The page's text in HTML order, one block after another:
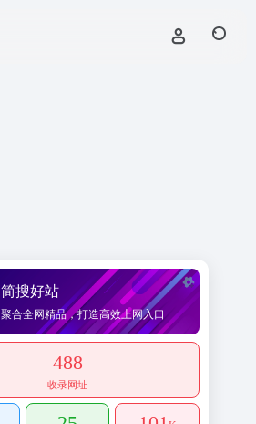
简搜好站
聚合全网精品，打造高效上网入口
488
收录网址